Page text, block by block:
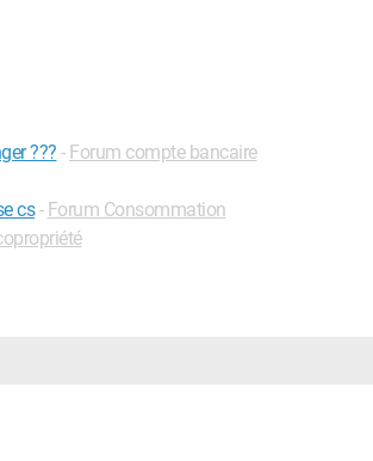
??? - Forum compte bancaire
cs - Forum Consommation